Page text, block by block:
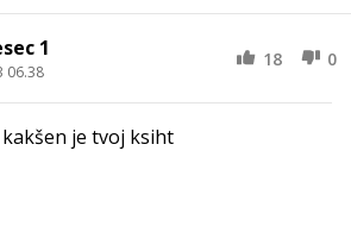
1
06.38
18 0
je tvoj ksiht